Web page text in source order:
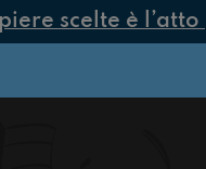
scelte è l’atto